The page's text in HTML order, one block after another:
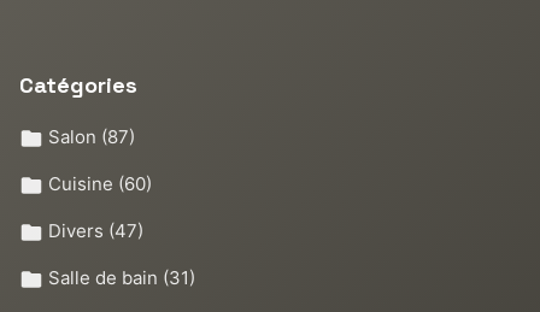
Catégories
Salon (87)
Cuisine (60)
Divers (47)
Salle de bain (31)